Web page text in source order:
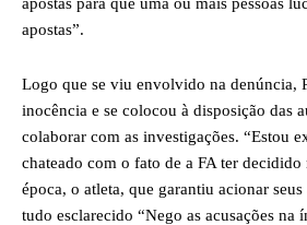
apostas”.
Logo que se viu envolvido na denúncia,
inocência e se colocou à disposição das
colaborar com as investigações. “Estou
chateado com o fato de a FA ter decidido
época, o atleta, que garantiu acionar
tudo esclarecido “Nego as acusações na